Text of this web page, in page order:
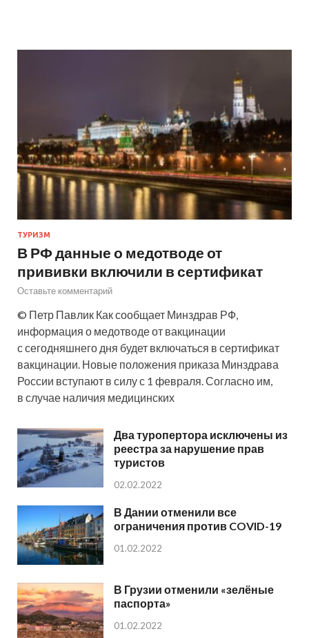
ТУРИЗМ
В РФ данные о медотводе от
прививки включили в сертификат
Оставьте комментарий
© Петр Павлик Как сообщает Минздрав РФ,
информация о медотводе от вакцинации
с сегодняшнего дня будет включаться в сертификат
вакцинации. Новые положения приказа Минздрава
России вступают в силу с 1 февраля. Согласно им,
в случае наличия медицинских
Два туропертора исключены из
реестра за нарушение прав
туристов
02.02.2022
В Дании отменили все
ограничения против COVID-19
01.02.2022
В Грузии отменили «зелёные
паспорта»
01.02.2022